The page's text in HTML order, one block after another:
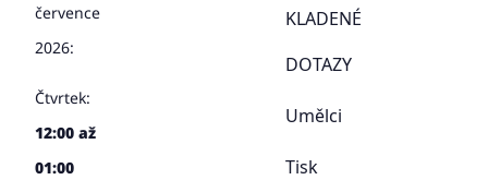
července
2026:
Čtvrtek:
12:00 až
01:00
KLADENÉ
DOTAZY
Umělci
Tisk